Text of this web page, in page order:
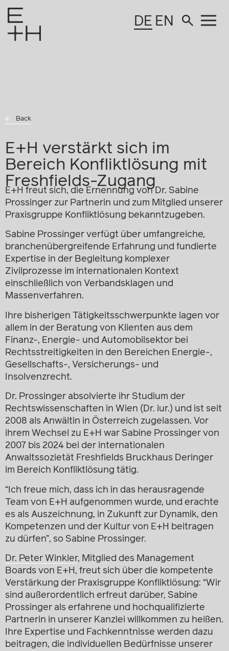
DE EN
Back
E+H verstärkt sich im
Bereich Konfliktlösung mit
Freshfields-Zugang
E+H freut sich, die Ernennung von Dr. Sabine
Prossinger zur Partnerin und zum Mitglied unserer
Praxisgruppe Konfliktlösung bekanntzugeben.
Sabine Prossinger verfügt über umfangreiche,
branchenübergreifende Erfahrung und fundierte
Expertise in der Begleitung komplexer
Zivilprozesse im internationalen Kontext
einschließlich von Verbandsklagen und
Massenverfahren.
Ihre bisherigen Tätigkeitsschwerpunkte lagen vor
allem in der Beratung von Klienten aus dem
Finanz-, Energie- und Automobilsektor bei
Rechtsstreitigkeiten in den Bereichen Energie-,
Gesellschafts-, Versicherungs- und
Insolvenzrecht.
Dr. Prossinger absolvierte ihr Studium der
Rechtswissenschaften in Wien (Dr. iur.) und ist seit
2008 als Anwältin in Österreich zugelassen. Vor
ihrem Wechsel zu E+H war Sabine Prossinger von
2007 bis 2024 bei der internationalen
Anwaltssozietät Freshfields Bruckhaus Deringer
im Bereich Konfliktlösung tätig.
“Ich freue mich, dass ich in das herausragende
Team von E+H aufgenommen wurde, und erachte
es als Auszeichnung, in Zukunft zur Dynamik, den
Kompetenzen und der Kultur von E+H beitragen
zu dürfen”, so Sabine Prossinger.
Dr. Peter Winkler, Mitglied des Management
Boards von E+H, freut sich über die kompetente
Verstärkung der Praxisgruppe Konfliktlösung: “Wir
sind außerordentlich erfreut darüber, Sabine
Prossinger als erfahrene und hochqualifizierte
Partnerin in unserer Kanzlei willkommen zu heißen.
Ihre Expertise und Fachkenntnisse werden dazu
beitragen, die individuellen Bedürfnisse unserer